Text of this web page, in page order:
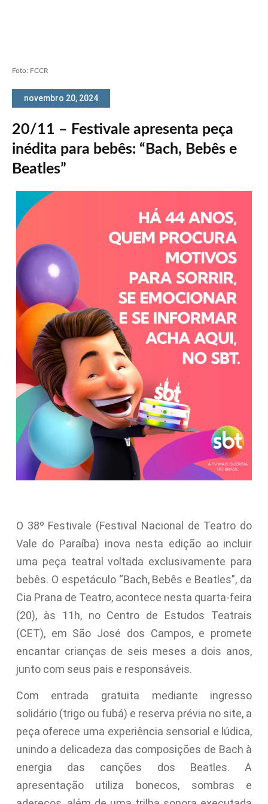
Foto: FCCR
novembro 20, 2024
20/11 – Festivale apresenta peça
inédita para bebês: “Bach, Bebês e
Beatles”
O 38º Festivale (Festival Nacional de Teatro do
Vale do Paraíba) inova nesta edição ao incluir
uma peça teatral voltada exclusivamente para
bebês. O espetáculo “Bach, Bebês e Beatles”, da
Cia Prana de Teatro, acontece nesta quarta-feira
(20), às 11h, no Centro de Estudos Teatrais
(CET), em São José dos Campos, e promete
encantar crianças de seis meses a dois anos,
junto com seus pais e responsáveis.
Com entrada gratuita mediante ingresso
solidário (trigo ou fubá) e reserva prévia no site, a
peça oferece uma experiência sensorial e lúdica,
unindo a delicadeza das composições de Bach à
energia das canções dos Beatles. A
apresentação utiliza bonecos, sombras e